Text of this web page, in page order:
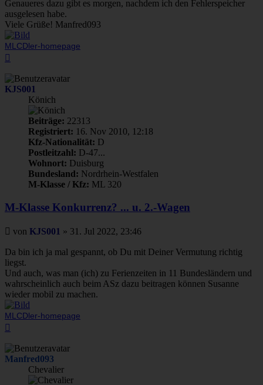
Genaueres dazu gibt es morgen, nachdem ich den Fehlerspeicher
ausgelesen habe.
Viele Grüße! Manfred093
MLCDler-homepage
KJS001
Könich
Beiträge: 22313
Registriert: 16. Nov 2010, 12:18
Kfz-Nationalität: D
Postleitzahl: D-47...
Wohnort: Duisburg
Bundesland: Nordrhein-Westfalen
M-Klasse / Kfz: ML 320
M-Klasse Konkurrenz? ... u. 2.-Wagen
Beitrag
von KJS001 » 31. Jul 2022, 23:46
Da bin ich ja mal gespannt, ob Du mit Deiner Vermutung richtig
liegst.
Und auch, was man (ich) zu Ferienzeiten in 11 Bundesländern und
wahrscheinlich auch beim ASz dazu beitragen können Susanne
wieder mobil zu machen.
MLCDler-homepage
Manfred093
Chevalier